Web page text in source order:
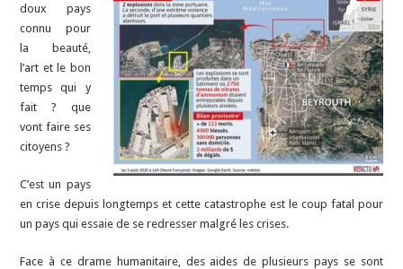
doux pays
connu pour
la beauté,
l’art et le bon
temps qui y
fait ? que
vont faire ses
citoyens ?
C’est un pays
en crise depuis longtemps et cette catastrophe est le coup fatal pour
un pays qui essaie de se redresser malgré les crises.
Face à ce drame humanitaire, des aides de plusieurs pays se sont